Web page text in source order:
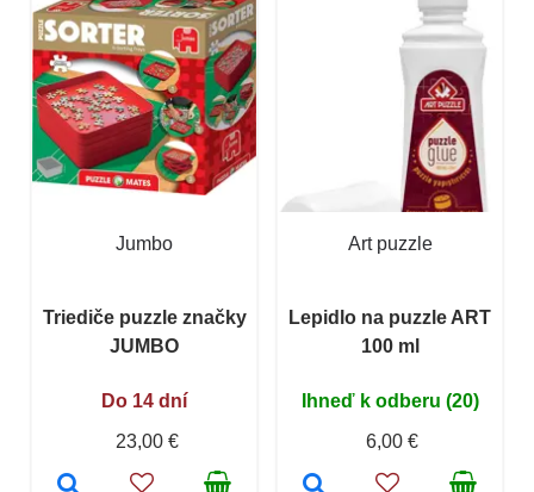
Jumbo
Triediče puzzle značky
JUMBO
Do 14 dní
23,00 €
Art puzzle
Lepidlo na puzzle ART
100 ml
Ihneď k odberu (20)
6,00 €